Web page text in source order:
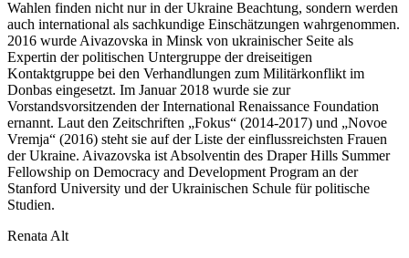
Wahlen finden nicht nur in der Ukraine Beachtung, sondern werden
auch international als sachkundige Einschätzungen wahrgenommen.
2016 wurde Aivazovska in Minsk von ukrainischer Seite als
Expertin der politischen Untergruppe der dreiseitigen
Kontaktgruppe bei den Verhandlungen zum Militärkonflikt im
Donbas eingesetzt. Im Januar 2018 wurde sie zur
Vorstandsvorsitzenden der International Renaissance Foundation
ernannt. Laut den Zeitschriften „Fokus“ (2014-2017) und „Novoe
Vremja“ (2016) steht sie auf der Liste der einflussreichsten Frauen
der Ukraine. Aivazovska ist Absolventin des Draper Hills Summer
Fellowship on Democracy and Development Program an der
Stanford University und der Ukrainischen Schule für politische
Studien.
Renata Alt